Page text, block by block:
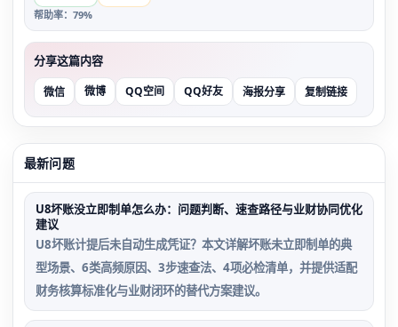
帮助率：79%
分享这篇内容
微信 微博 QQ空间 QQ好友 海报分享 复制链接
最新问题
U8坏账没立即制单怎么办：问题判断、速查路径与业财协同优化
建议
U8坏账计提后未自动生成凭证？本文详解坏账未立即制单的典
型场景、6类高频原因、3步速查法、4项必检清单，并提供适配
财务核算标准化与业财闭环的替代方案建议。